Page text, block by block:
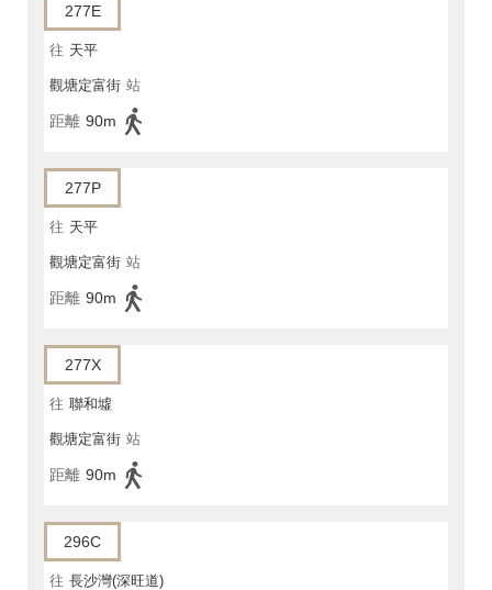
277E
往 天平
觀塘定富街 站
距離 90m
277P
往 天平
觀塘定富街 站
距離 90m
277X
往 聯和墟
觀塘定富街 站
距離 90m
296C
往 長沙灣(深旺道)